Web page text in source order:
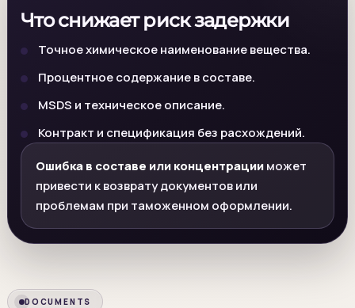
Что снижает риск задержки
Точное химическое наименование вещества.
Процентное содержание в составе.
MSDS и техническое описание.
Контракт и спецификация без расхождений.
Ошибка в составе или концентрацииможет
привести к возврату документов или
проблемам при таможенном оформлении.
DOCUMENTS